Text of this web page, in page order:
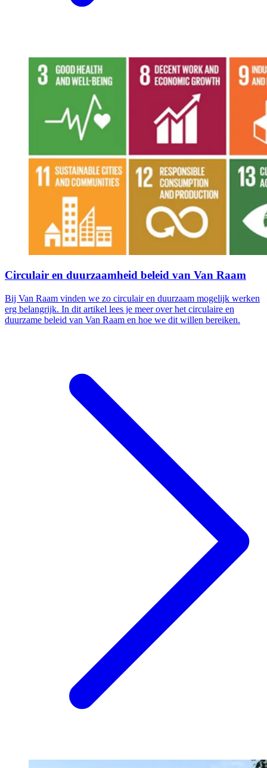
Circulair en duurzaamheid beleid van Van Raam
Bij Van Raam vinden we zo circulair en duurzaam mogelijk werken
erg belangrijk. In dit artikel lees je meer over het circulaire en
duurzame beleid van Van Raam en hoe we dit willen bereiken.